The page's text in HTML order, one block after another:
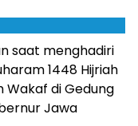
saat menghadiri
1448 Hijriah
Wakaf di Gedung
Jawa